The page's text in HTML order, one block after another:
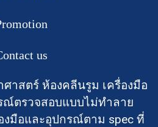
us
าสตร์ ห้องคลีนรูม เครื่องมือ
ณ์ตรวจสอบแบบไม่ทำลาย
งมือและอุปกรณ์ตาม spec ที่